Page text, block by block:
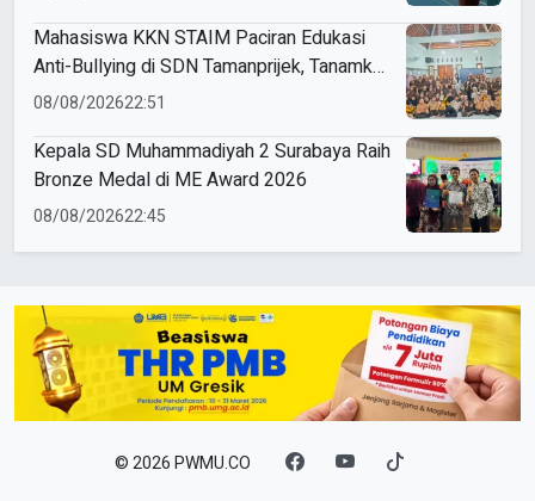
Mahasiswa KKN STAIM Paciran Edukasi
Anti-Bullying di SDN Tamanprijek, Tanamkan
Empati Sejak Dini
08/08/202622:51
Kepala SD Muhammadiyah 2 Surabaya Raih
Bronze Medal di ME Award 2026
08/08/202622:45
© 2026 PWMU.CO